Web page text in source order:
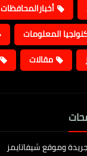
أخبارالمحافظات
المعلومات
مقالات
جريدة وموقع شيفاتايمز